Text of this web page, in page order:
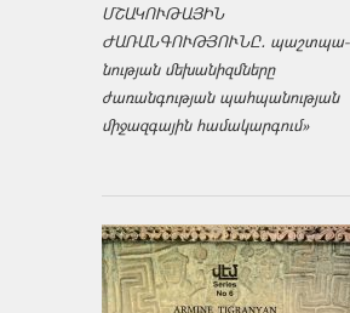
ՄՇԱԿՈՒԹԱՅԻՆ
ԺԱՌԱՆԳՈՒԹՅՈՒՆԸ․ պաշտպա­
նության մեխանիզմները
ժառանգության պահպանության
միջազ­գային համակարգում»